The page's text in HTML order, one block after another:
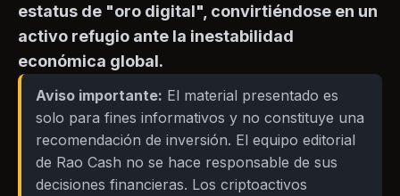
estatus de "oro digital", convirtiéndose en un
activo refugio ante la inestabilidad
económica global.
Aviso importante: El material presentado es
solo para fines informativos y no constituye una
recomendación de inversión. El equipo editorial
de Rao Cash no se hace responsable de sus
decisiones financieras. Los criptoactivos